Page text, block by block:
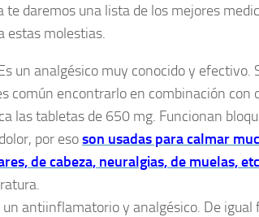
te daremos una lista de los mejores
estas molestias.
un analgésico muy conocido y efectivo.
común encontrarlo en combinación con
las tabletas de 650 mg. Funcionan
por esoson usadas para calmar
de cabeza, neuralgias, de muelas,
un antiinflamatorio y analgésico. De